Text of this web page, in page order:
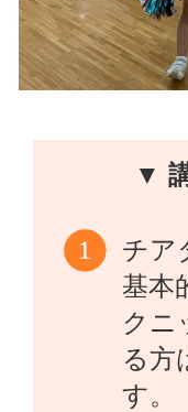
▼
チア
基本
クニ
る方
す。